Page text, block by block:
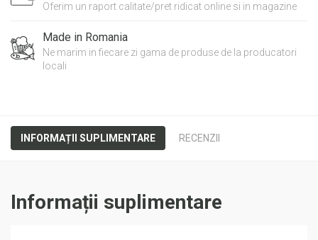
Oferim un raport calitate/pret ridicat online si in magazine
Made in Romania
Ne marim in fiecare zi gama de produse de la producatori
locali
INFORMAȚII SUPLIMENTARE RECENZII
Informații suplimentare